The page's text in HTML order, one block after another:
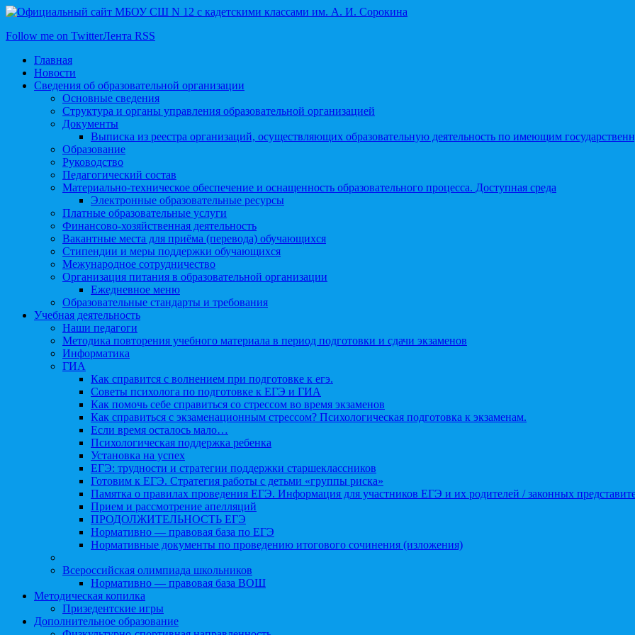
Follow me on TwitterЛента RSS
Главная
Новости
Сведения об образовательной организации
Основные сведения
Структура и органы управления образовательной организацией
Документы
Выписка из реестра организаций, осуществляющих образовательную деятельность по имеющим
Образование
Руководство
Педагогический состав
Материально-техническое обеспечение и оснащенность образовательного процесса. Доступная среда
Электронные образовательные ресурсы
Платные образовательные услуги
Финансово-хозяйственная деятельность
Вакантные места для приёма (перевода) обучающихся
Стипендии и меры поддержки обучающихся
Межународное сотрудничество
Организация питания в образовательной организации
Ежедневное меню
Образовательные стандарты и требования
Учебная деятельность
Наши педагоги
Методика повторения учебного материала в период подготовки и сдачи экзаменов
Информатика
ГИА
Как справится с волнением при подготовке к егэ.
Советы психолога по подготовке к ЕГЭ и ГИА
Как помочь себе справиться со стрессом во время экзаменов
Как справиться с экзаменационным стрессом? Психологическая подготовка к экзаменам.
Если время осталось мало…
Психологическая поддержка ребенка
Установка на успех
ЕГЭ: трудности и стратегии поддержки старшеклассников
Готовим к ЕГЭ. Стратегия работы с детьми «группы риска»
Памятка о правилах проведения ЕГЭ. Информация для участников ЕГЭ и их родителей / законных
Прием и рассмотрение апелляций
ПРОДОЛЖИТЕЛЬНОСТЬ ЕГЭ
Нормативно — правовая база по ЕГЭ
Нормативные документы по проведению итогового сочинения (изложения)
Всероссийская олимпиада школьников
Нормативно — правовая база ВОШ
Методическая копилка
Призедентские игры
Дополнительное образование